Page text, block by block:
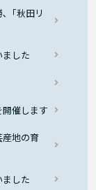
「秋田リ
ました
催します
産地の育
した